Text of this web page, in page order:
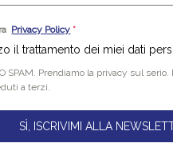
Privacy Policy *
il trattamento dei miei dati
SPAM. Prendiamo la privacy sul
a terzi.
SÌ, ISCRIVIMI ALLA